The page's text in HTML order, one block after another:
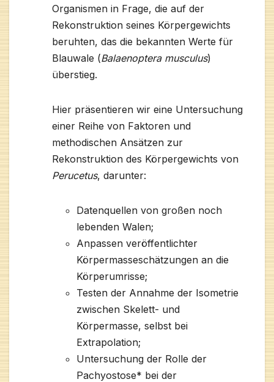
Organismen in Frage, die auf der
Rekonstruktion seines Körpergewichts
beruhten, das die bekannten Werte für
Blauwale (Balaenoptera musculus)
überstieg.
Hier präsentieren wir eine Untersuchung
einer Reihe von Faktoren und
methodischen Ansätzen zur
Rekonstruktion des Körpergewichts von
Perucetus, darunter:
Datenquellen von großen noch
lebenden Walen;
Anpassen veröffentlichter
Körpermasseschätzungen an die
Körperumrisse;
Testen der Annahme der Isometrie
zwischen Skelett- und
Körpermasse, selbst bei
Extrapolation;
Untersuchung der Rolle der
Pachyostose* bei der